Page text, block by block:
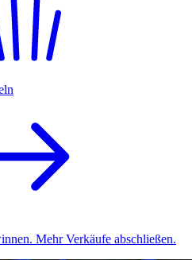
Mehr Verkäufe abschließen.